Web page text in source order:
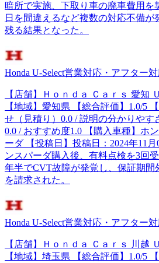
暗所で実施、下取り車の廃車費用を
日を間違えるなど複数の対応不備が
残る結果となった。
Honda U-Select営業対応・アフター
【店舗】Ｈｏｎｄａ Ｃａｒｓ 愛知
【地域】愛知県 【総合評価】1.0/5
せ（見積り）0.0 / 説明の分かりやす
0.0 / おすすめ度1.0 【購入車種】ホ
ーダ 【投稿日】投稿日：2024年11
ンスパーダ購入後、有料点検を3回
年半でCVT故障が発覚し、保証期間
を請求された。
Honda U-Select営業対応・アフター
【店舗】Ｈｏｎｄａ Ｃａｒｓ 川越
【地域】埼玉県 【総合評価】1.0/5